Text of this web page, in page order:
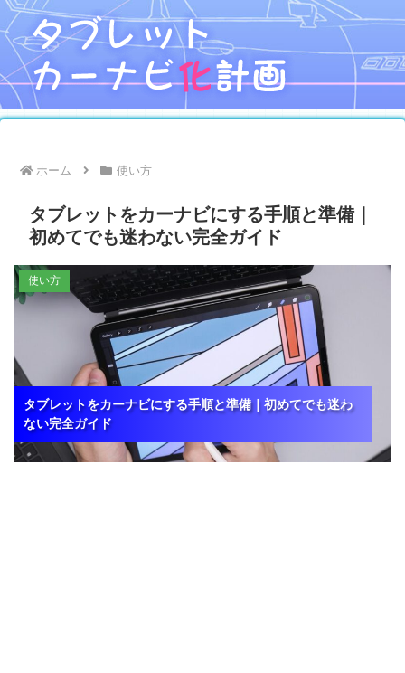
ホーム 使い方
タブレットをカーナビにする手順と準備｜
初めてでも迷わない完全ガイド
タブレットをカーナビにする手順と準備｜初めてでも迷わ
ない完全ガイド
タブレットをカーナビにする手順と準備｜初めてでも迷わ
ない完全ガイド
タブレットをカーナビにする手順と準備｜初めてでも迷わ
ない完全ガイド
使い方